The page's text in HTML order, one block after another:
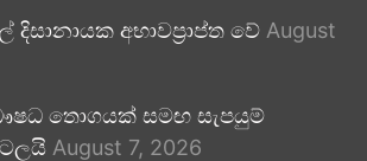
දිසානායක අභාවප්‍රාප්ත වේ August
තොගයක් සමඟ සැපයුම්
August 7, 2026